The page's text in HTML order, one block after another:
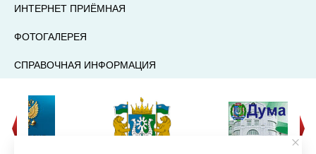
ИНТЕРНЕТ ПРИЁМНАЯ
ФОТОГАЛЕРЕЯ
СПРАВОЧНАЯ ИНФОРМАЦИЯ